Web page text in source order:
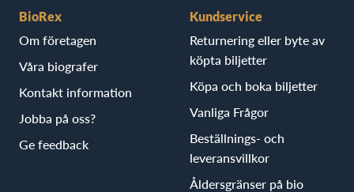
BioRex
Om företagen
Våra biografer
Kontakt information
Jobba på oss?
Ge feedback
Kundservice
Returnering eller byte av
köpta biljetter
Köpa och boka biljetter
Vanliga Frågor
Beställnings- och
leveransvillkor
Åldersgränser på bio